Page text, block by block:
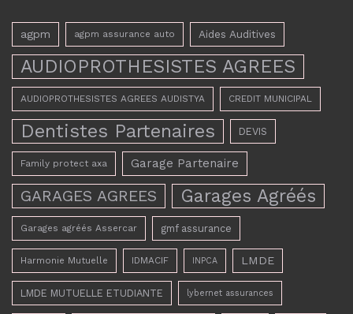
agpm agpm assurance auto Aides Auditives
AUDIOPROTHESISTES AGREES
AUDIOPROTHESISTES AGREES AUDISTYA CREDIT MUNICIPAL
Dentistes Partenaires DEVIS
Family protect axa Garage Partenaire
GARAGES AGREES Garages Agréés
Garages agréés Assercar gmf assurance
Harmonie Mutuelle IDMACIF INPCA LMDE
LMDE MUTUELLE ETUDIANTE lybernet assurances